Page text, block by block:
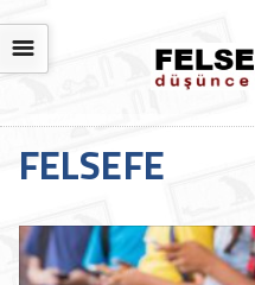
☰
FELSEFE